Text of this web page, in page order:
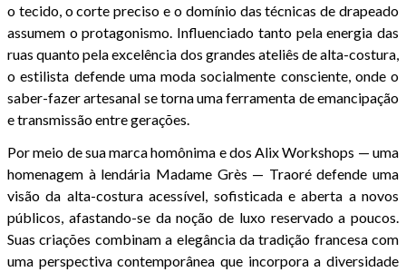
o tecido, o corte preciso e o domínio das técnicas de drapeado
assumem o protagonismo. Influenciado tanto pela energia das
ruas quanto pela excelência dos grandes ateliês de alta-costura,
o estilista defende uma moda socialmente consciente, onde o
saber-fazer artesanal se torna uma ferramenta de emancipação
e transmissão entre gerações.
Por meio de sua marca homônima e dos Alix Workshops — uma
homenagem à lendária Madame Grès — Traoré defende uma
visão da alta-costura acessível, sofisticada e aberta a novos
públicos, afastando-se da noção de luxo reservado a poucos.
Suas criações combinam a elegância da tradição francesa com
uma perspectiva contemporânea que incorpora a diversidade